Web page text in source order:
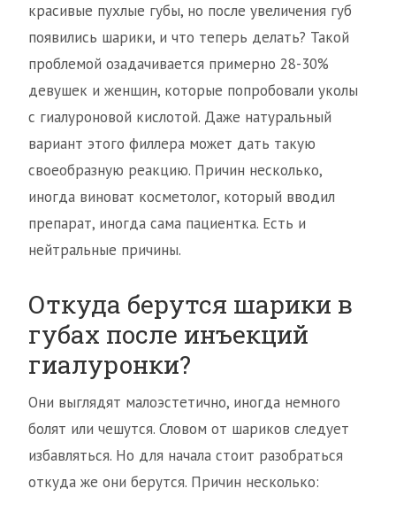
красивые пухлые губы, но после увеличения губ
появились шарики, и что теперь делать? Такой
проблемой озадачивается примерно 28-30%
девушек и женщин, которые попробовали уколы
с гиалуроновой кислотой. Даже натуральный
вариант этого филлера может дать такую
своеобразную реакцию. Причин несколько,
иногда виноват косметолог, который вводил
препарат, иногда сама пациентка. Есть и
нейтральные причины.
Откуда берутся шарики в
губах после инъекций
гиалуронки?
Они выглядят малоэстетично, иногда немного
болят или чешутся. Словом от шариков следует
избавляться. Но для начала стоит разобраться
откуда же они берутся. Причин несколько: